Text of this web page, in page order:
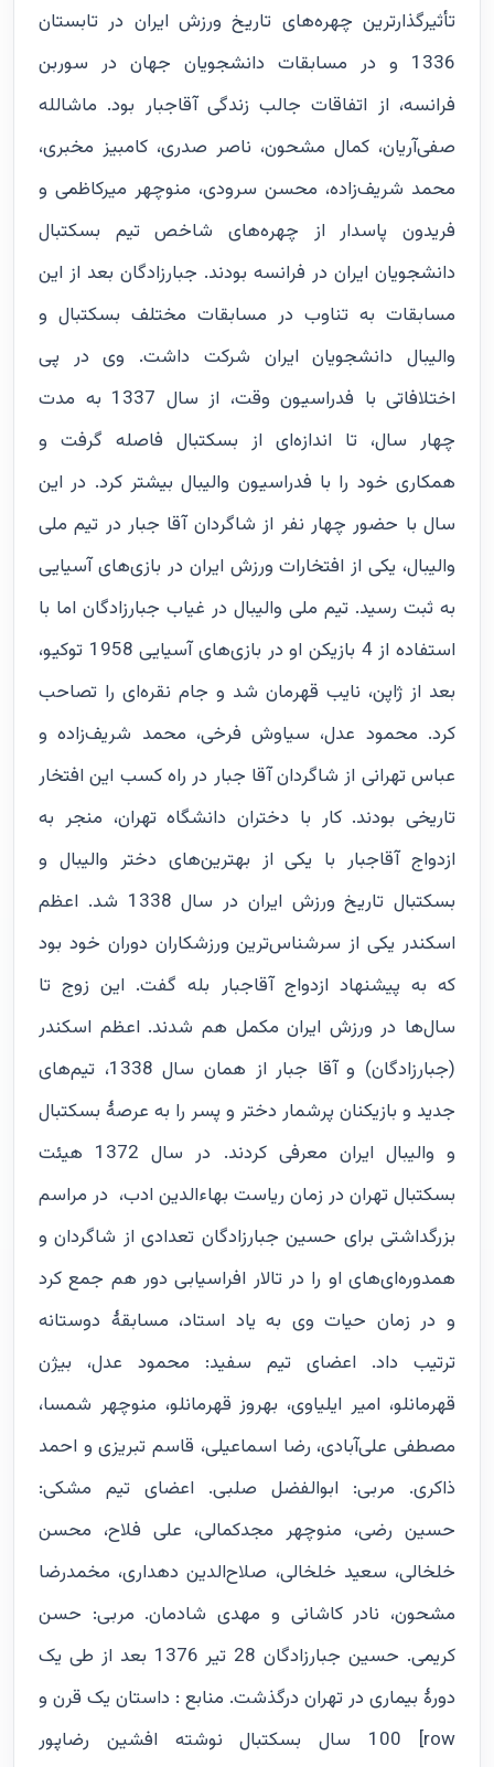
تأثیرگذارترین چهره‌های تاریخ ورزش ایران در تابستان
1336 و در مسابقات دانشجویان جهان در سوربن
فرانسه، از اتفاقات جالب زندگی آقاجبار بود. ماشالله
صفی‌آریان، کمال مشحون، ناصر صدری، کامبیز مخبری،
محمد شریف‌زاده، محسن سرودی، منوچهر میرکاظمی و
فریدون پاسدار از چهره‌های شاخص تیم بسکتبال
دانشجویان ایران در فرانسه بودند. جبارزادگان بعد از این
مسابقات به تناوب در مسابقات مختلف بسکتبال و
والیبال دانشجویان ایران شرکت داشت. وی در پی
اختلافاتی با فدراسیون وقت، از سال 1337 به مدت
چهار سال، تا اندازه‌ای از بسکتبال فاصله گرفت و
همکاری خود را با فدراسیون والیبال بیشتر کرد. در این
سال با حضور چهار نفر از شاگردان آقا جبار در تیم ملی
والیبال، یکی از افتخارات ورزش ایران در بازی‌های آسیایی
به ثبت رسید. تیم ملی والیبال در غیاب جبارزادگان اما با
استفاده از 4 بازیکن او در بازی‌های آسیایی 1958 توکیو،
بعد از ژاپن، نایب قهرمان شد و جام نقره‌ای را تصاحب
کرد. محمود عدل، سیاوش فرخی، محمد شریف‌زاده و
عباس تهرانی از شاگردان آقا جبار در راه کسب این افتخار
تاریخی بودند. کار با دختران دانشگاه تهران، منجر به
ازدواج آقاجبار با یکی از بهترین‌های دختر والیبال و
بسکتبال تاریخ ورزش ایران در سال 1338 شد. اعظم
اسکندر یکی از سرشناس‌ترین ورزشکاران دوران خود بود
که به پیشنهاد ازدواج آقاجبار بله گفت. این زوج تا
سال‌ها در ورزش ایران مکمل هم شدند. اعظم اسکندر
(جبارزادگان) و آقا جبار از همان سال 1338، تیم‌های
جدید و بازیکنان پرشمار دختر و پسر را به عرصۀ بسکتبال
و والیبال ایران معرفی کردند. در سال 1372 هیئت
بسکتبال تهران در زمان ریاست بهاءالدین ادب، در مراسم
بزرگداشتی برای حسین جبارزادگان تعدادی از شاگردان و
همدوره‌ای‌های او را در تالار افراسیابی دور هم جمع کرد
و در زمان حیات وی به یاد استاد، مسابقۀ‌ دوستانه
ترتیب داد. اعضای تیم سفید: محمود عدل، بیژن
قهرمانلو، امیر ایلیاوی، بهروز قهرمانلو، منوچهر شمسا،
مصطفی علی‌آبادی، رضا اسماعیلی، قاسم تبریزی و احمد
ذاکری. مربی: ابوالفضل صلبی. اعضای تیم مشکی:
حسین رضی، منوچهر مجدکمالی، علی فلاح، محسن
خلخالی، سعید خلخالی، صلاح‌الدین دهداری، مخمدرضا
مشحون، نادر کاشانی و مهدی شادمان. مربی: حسن
کریمی. حسین جبارزادگان 28 تیر 1376 بعد از طی یک
دورۀ بیماری در تهران درگذشت. منابع : داستان یک قرن و
100 سال بسکتبال نوشته افشین رضاپور [row